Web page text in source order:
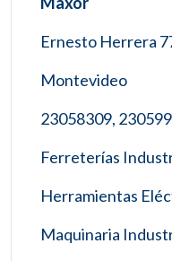
Ernesto Herrera
Montevideo
23058309,
Ferreterías
Herramientas
Maquinaria